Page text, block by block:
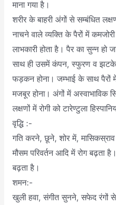
माना गया है।
शरीर के बाहरी अंगों से सम्बंधित
नाचने वाले व्यक्ति के पैरों में
लाभकारी होता है। पैर का सुन्न हो
साथ ही उसमें कंपन, स्फुरण व झटके
फड़कन होना। जम्भाई के साथ पैरों
मजबूर होना। अंगों में अस्वाभाविक
लक्षणों में रोगी को टारेण्टुला
वृद्धि :-
गति करने, छूने, शोर में,
मौसम परिवर्तन आदि में रोग बढ़ता
बढ़ता है।
शमन:-
खुली हवा, संगीत सुनने, सफेद रंगों